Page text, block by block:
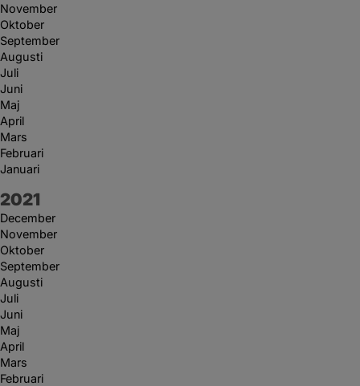
November
Oktober
September
Augusti
Juli
Juni
Maj
April
Mars
Februari
Januari
År:
2021
December
November
Oktober
September
Augusti
Juli
Juni
Maj
April
Mars
Februari